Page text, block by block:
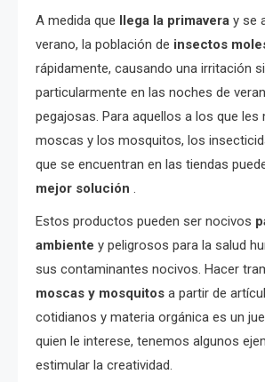
A medida que llega la primavera y se
verano, la población de insectos
rápidamente, causando una irritación
particularmente en las noches de
pegajosas. Para aquellos a los que les
moscas y los mosquitos, los
que se encuentran en las tiendas
mejor solución .
Estos productos pueden ser nocivos
ambiente y peligrosos para la salud
sus contaminantes nocivos. Hacer
moscas y mosquitos a partir de
cotidianos y materia orgánica es un
quien le interese, tenemos algunos
estimular la creatividad.